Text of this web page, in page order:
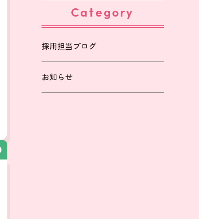
Category
採用担当ブログ
お知らせ